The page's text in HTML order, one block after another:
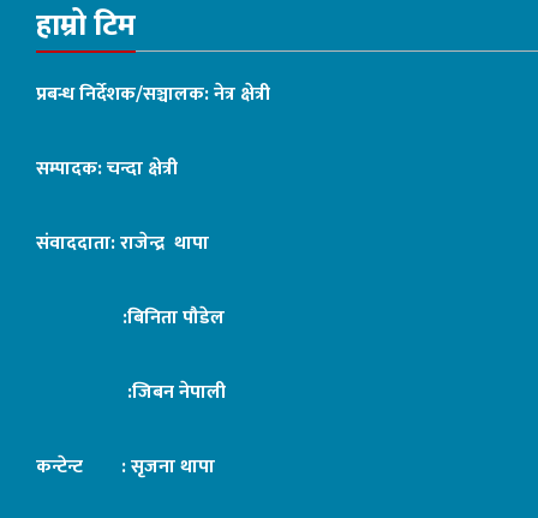
हाम्रो टिम
प्रबन्ध निर्देशक/सञ्चालक: नेत्र क्षेत्री
सम्पादक: चन्दा क्षेत्री
संवाददाता: राजेन्द्र थापा
:बिनिता पौडेल
:जिबन नेपाली
कन्टेन्ट : सृजना थापा